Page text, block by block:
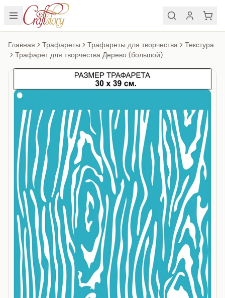
Главная Трафареты Трафареты для творчества
Текстура
Трафарет для творчества Дерево (большой)